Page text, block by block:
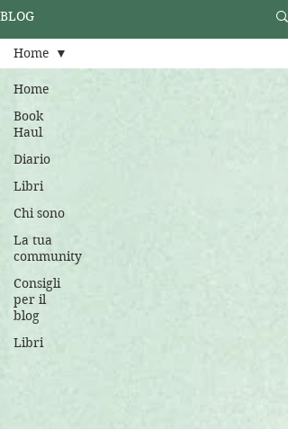
BLOG
Home
Book
Haul
Diario
Libri
Chi sono
La tua
community
Consigli
per il
blog
Libri
Home